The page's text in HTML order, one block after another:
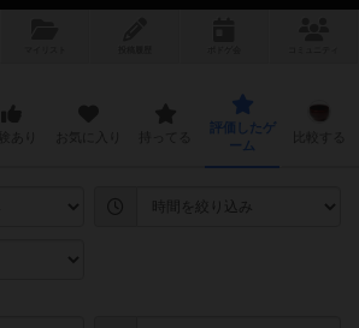
評価したゲ
ーム